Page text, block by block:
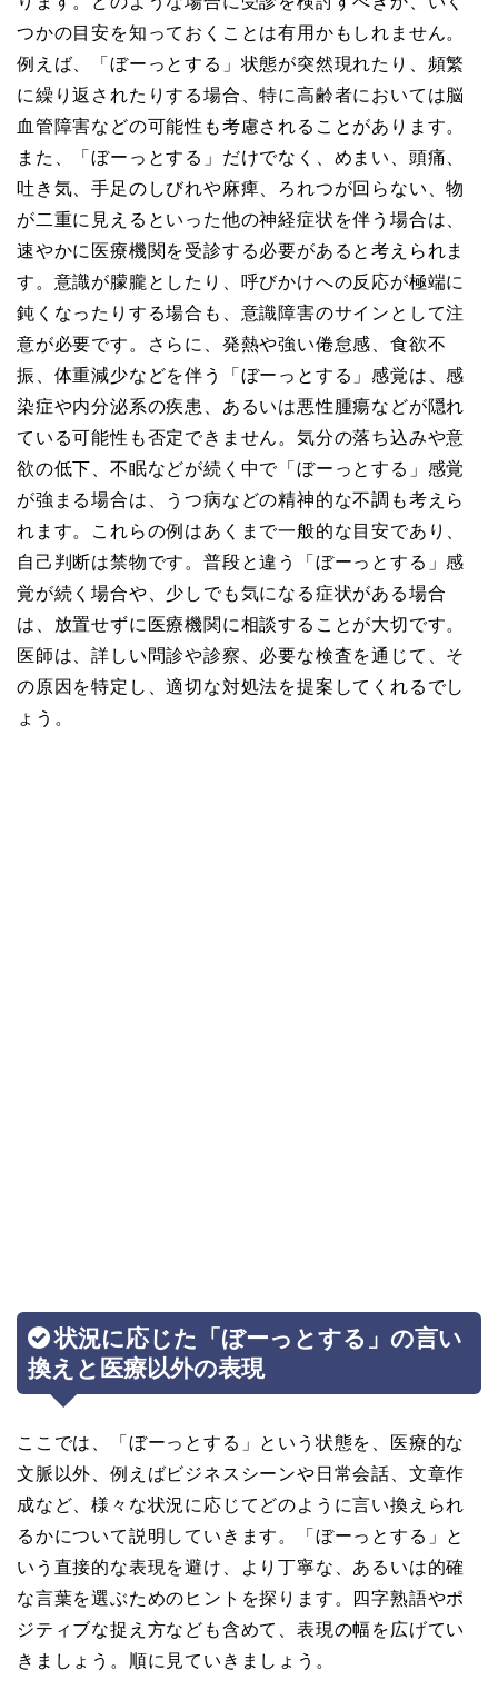
つかの目安を知っておくことは有用かもしれません。
例えば、「ぼーっとする」状態が突然現れたり、頻繁
に繰り返されたりする場合、特に高齢者においては脳
血管障害などの可能性も考慮されることがあります。
また、「ぼーっとする」だけでなく、めまい、頭痛、
吐き気、手足のしびれや麻痺、ろれつが回らない、物
が二重に見えるといった他の神経症状を伴う場合は、
速やかに医療機関を受診する必要があると考えられま
す。意識が朦朧としたり、呼びかけへの反応が極端に
鈍くなったりする場合も、意識障害のサインとして注
意が必要です。さらに、発熱や強い倦怠感、食欲不
振、体重減少などを伴う「ぼーっとする」感覚は、感
染症や内分泌系の疾患、あるいは悪性腫瘍などが隠れ
ている可能性も否定できません。気分の落ち込みや意
欲の低下、不眠などが続く中で「ぼーっとする」感覚
が強まる場合は、うつ病などの精神的な不調も考えら
れます。これらの例はあくまで一般的な目安であり、
自己判断は禁物です。普段と違う「ぼーっとする」感
覚が続く場合や、少しでも気になる症状がある場合
は、放置せずに医療機関に相談することが大切です。
医師は、詳しい問診や診察、必要な検査を通じて、そ
の原因を特定し、適切な対処法を提案してくれるでし
ょう。
状況に応じた「ぼーっとする」の言い
換えと医療以外の表現
ここでは、「ぼーっとする」という状態を、医療的な
文脈以外、例えばビジネスシーンや日常会話、文章作
成など、様々な状況に応じてどのように言い換えられ
るかについて説明していきます。「ぼーっとする」と
いう直接的な表現を避け、より丁寧な、あるいは的確
な言葉を選ぶためのヒントを探ります。四字熟語やポ
ジティブな捉え方なども含めて、表現の幅を広げてい
きましょう。順に見ていきましょう。